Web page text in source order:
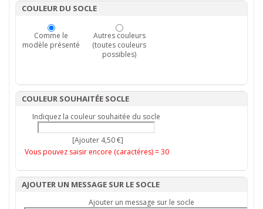
COULEUR DU SOCLE
Comme le
modèle présenté
Autres couleurs
(toutes couleurs
possibles)
COULEUR SOUHAITÉE SOCLE
Indiquez la couleur souhaitée du socle
[Ajouter 4,50 €]
Vous pouvez saisir encore (caractéres) =30
AJOUTER UN MESSAGE SUR LE SOCLE
Ajouter un message sur le socle